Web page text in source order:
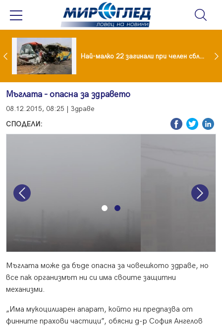
споразумение със САЩ , но без компромиси Най-малко 22 загинали при челен сблъсък между два автобуса
Мъглата - опасна за здравето
08.12.2015, 08:25 | Здраве
СПОДЕЛИ:
Previous Next
Мъглата може да бъде опасна за човешкото здраве, но
все пак организмът ни си има своите защитни
механизми.
„Има мукоцилиарен апарат, който ни предпазва от
финните прахови частици”, обясни д-р София Ангелов